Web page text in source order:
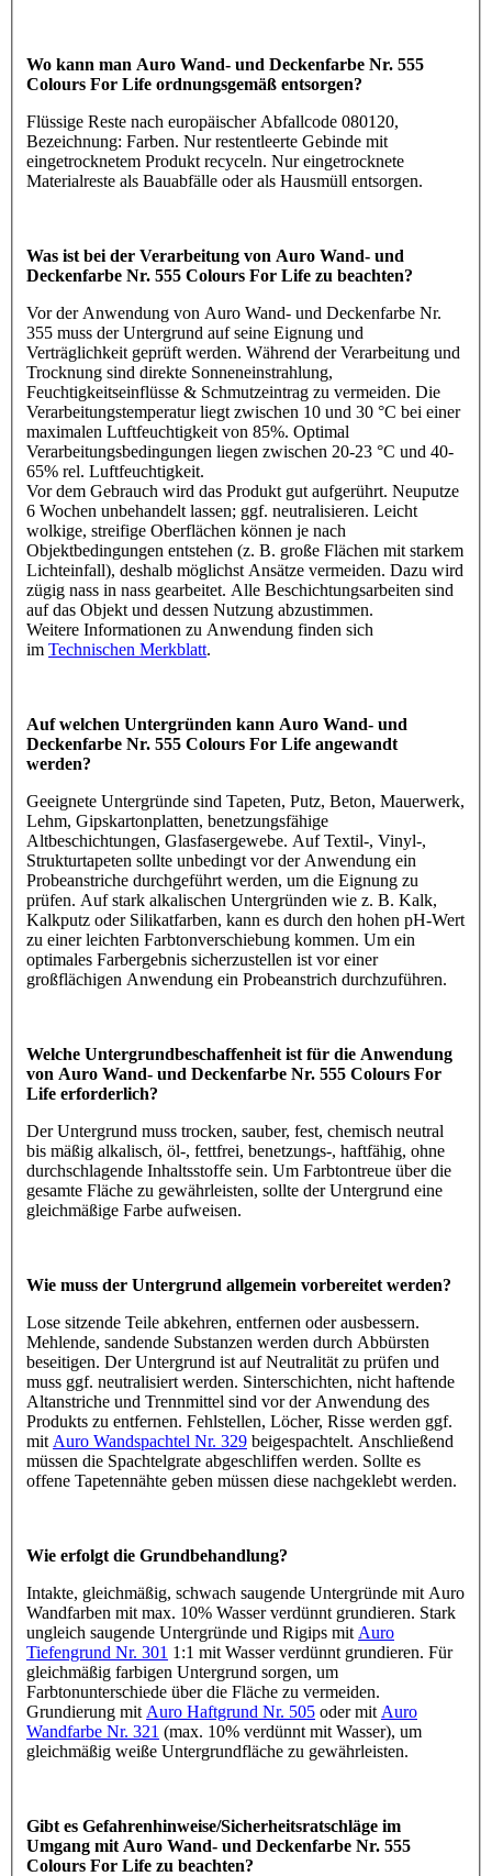
Wo kann man Auro Wand- und Deckenfarbe Nr. 555
Colours For Life ordnungsgemäß entsorgen?
Flüssige Reste nach europäischer Abfallcode 080120,
Bezeichnung: Farben. Nur restentleerte Gebinde mit
eingetrocknetem Produkt recyceln. Nur eingetrocknete
Materialreste als Bauabfälle oder als Hausmüll entsorgen.
Was ist bei der Verarbeitung von Auro Wand- und
Deckenfarbe Nr. 555 Colours For Life zu beachten?
Vor der Anwendung von Auro Wand- und Deckenfarbe Nr.
355 muss der Untergrund auf seine Eignung und
Verträglichkeit geprüft werden. Während der Verarbeitung und
Trocknung sind direkte Sonneneinstrahlung,
Feuchtigkeitseinflüsse & Schmutzeintrag zu vermeiden. Die
Verarbeitungstemperatur liegt zwischen 10 und 30 °C bei einer
maximalen Luftfeuchtigkeit von 85%. Optimal
Verarbeitungsbedingungen liegen zwischen 20-23 °C und 40-
65% rel. Luftfeuchtigkeit.
Vor dem Gebrauch wird das Produkt gut aufgerührt. Neuputze
6 Wochen unbehandelt lassen; ggf. neutralisieren. Leicht
wolkige, streifige Oberflächen können je nach
Objektbedingungen entstehen (z. B. große Flächen mit starkem
Lichteinfall), deshalb möglichst Ansätze vermeiden. Dazu wird
zügig nass in nass gearbeitet. Alle Beschichtungsarbeiten sind
auf das Objekt und dessen Nutzung abzustimmen.
Weitere Informationen zu Anwendung finden sich
im Technischen Merkblatt.
Auf welchen Untergründen kann Auro Wand- und
Deckenfarbe Nr. 555 Colours For Life angewandt
werden?
Geeignete Untergründe sind Tapeten, Putz, Beton, Mauerwerk,
Lehm, Gipskartonplatten, benetzungsfähige
Altbeschichtungen, Glasfasergewebe. Auf Textil-, Vinyl-,
Strukturtapeten sollte unbedingt vor der Anwendung ein
Probeanstriche durchgeführt werden, um die Eignung zu
prüfen. Auf stark alkalischen Untergründen wie z. B. Kalk,
Kalkputz oder Silikatfarben, kann es durch den hohen pH-Wert
zu einer leichten Farbtonverschiebung kommen. Um ein
optimales Farbergebnis sicherzustellen ist vor einer
großflächigen Anwendung ein Probeanstrich durchzuführen.
Welche Untergrundbeschaffenheit ist für die Anwendung
von Auro Wand- und Deckenfarbe Nr. 555 Colours For
Life erforderlich?
Der Untergrund muss trocken, sauber, fest, chemisch neutral
bis mäßig alkalisch, öl-, fettfrei, benetzungs-, haftfähig, ohne
durchschlagende Inhaltsstoffe sein. Um Farbtontreue über die
gesamte Fläche zu gewährleisten, sollte der Untergrund eine
gleichmäßige Farbe aufweisen.
Wie muss der Untergrund allgemein vorbereitet werden?
Lose sitzende Teile abkehren, entfernen oder ausbessern.
Mehlende, sandende Substanzen werden durch Abbürsten
beseitigen. Der Untergrund ist auf Neutralität zu prüfen und
muss ggf. neutralisiert werden. Sinterschichten, nicht haftende
Altanstriche und Trennmittel sind vor der Anwendung des
Produkts zu entfernen. Fehlstellen, Löcher, Risse werden ggf.
mit Auro Wandspachtel Nr. 329 beigespachtelt. Anschließend
müssen die Spachtelgrate abgeschliffen werden. Sollte es
offene Tapetennähte geben müssen diese nachgeklebt werden.
Wie erfolgt die Grundbehandlung?
Intakte, gleichmäßig, schwach saugende Untergründe mit Auro
Wandfarben mit max. 10% Wasser verdünnt grundieren. Stark
ungleich saugende Untergründe und Rigips mit Auro
Tiefengrund Nr. 301 1:1 mit Wasser verdünnt grundieren. Für
gleichmäßig farbigen Untergrund sorgen, um
Farbtonunterschiede über die Fläche zu vermeiden.
Grundierung mit Auro Haftgrund Nr. 505 oder mit Auro
Wandfarbe Nr. 321 (max. 10% verdünnt mit Wasser), um
gleichmäßig weiße Untergrundfläche zu gewährleisten.
Gibt es Gefahrenhinweise/Sicherheitsratschläge im
Umgang mit Auro Wand- und Deckenfarbe Nr. 555
Colours For Life zu beachten?